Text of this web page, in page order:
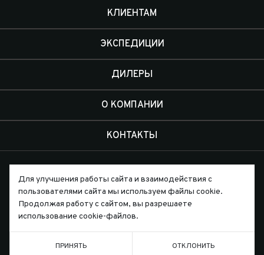
КЛИЕНТАМ
ЭКСПЕДИЦИИ
ДИЛЕРЫ
О КОМПАНИИ
КОНТАКТЫ
Письмо директору
ТЕЛЕФОН
Для улучшения работы сайта и взаимодействия с
пользователями сайта мы используем файлы cookie.
Продолжая работу с сайтом, вы разрешаете
использование cookie-файлов.
ПРИНЯТЬ ОТКЛОНИТЬ